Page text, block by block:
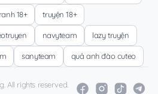
18+ truyện 18+
navyteam lazy truyện
sanyteam quả anh đào cuteo
All rights reserved.